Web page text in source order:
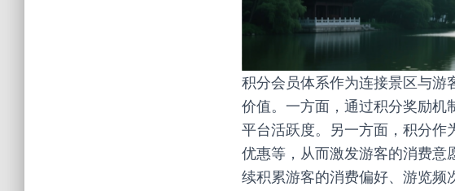
积分会员体系作为连接景区与游
价值。一方面，通过积分奖励机
平台活跃度。另一方面，积分作
优惠等，从而激发游客的消费意
续积累游客的消费偏好、游览频